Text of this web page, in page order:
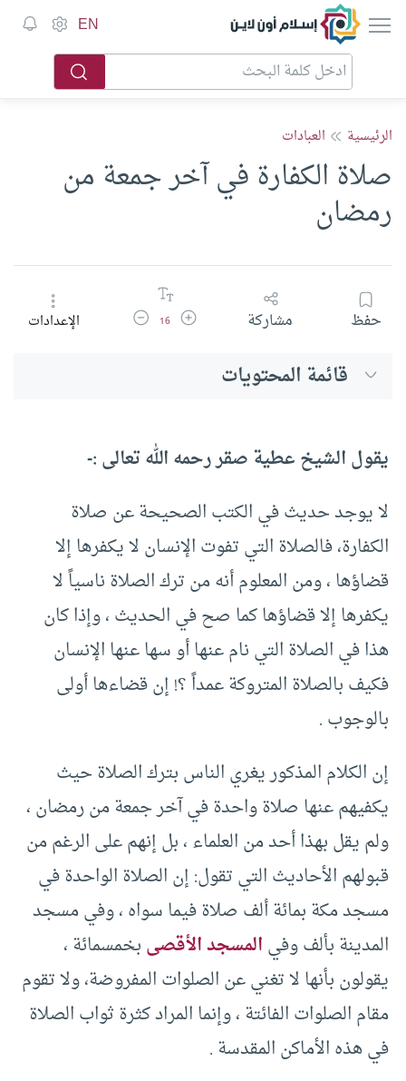
إسلام أون لاين EN
الرئيسية العبادات
صلاة الكفارة في آخر جمعة من
رمضان
حفظ مشاركة زيادة حجم الخط
16 تقليل حجم الخطالإعدادات
قائمة المحتويات
يقول الشيخ عطية صقر رحمه الله تعالى :-
لا يوجد حديث في الكتب الصحيحة عن صلاة
الكفارة، فالصلاة التي تفوت الإنسان لا يكفرها إلا
قضاؤها ، ومن المعلوم أنه من ترك الصلاة ناسياً لا
يكفرها إلا قضاؤها كما صح في الحديث ، وإذا كان
هذا في الصلاة التي نام عنها أو سها عنها الإنسان
فكيف بالصلاة المتروكة عمداً ؟! إن قضاءها أولى
بالوجوب .
إن الكلام المذكور يغري الناس بترك الصلاة حيث
يكفيهم عنها صلاة واحدة في آخر جمعة من رمضان ،
ولم يقل بهذا أحد من العلماء ، بل إنهم على الرغم من
قبولهم الأحاديث التي تقول: إن الصلاة الواحدة في
مسجد مكة بمائة ألف صلاة فيما سواه ، وفي مسجد
المدينة بألف وفيالمسجد الأقصىبخمسمائة ،
يقولون بأنها لا تغني عن الصلوات المفروضة، ولا تقوم
مقام الصلوات الفائتة ، وإنما المراد كثرة ثواب الصلاة
في هذه الأماكن المقدسة .